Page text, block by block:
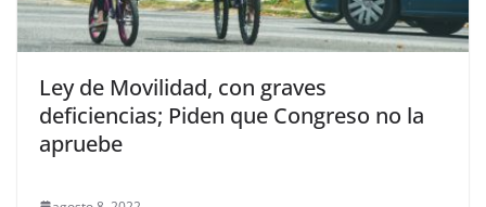
Ley de Movilidad, con graves
deficiencias; Piden que Congreso no la
apruebe